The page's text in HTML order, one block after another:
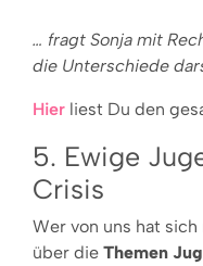
… fragt Sonja mit
die Unterschiede
Hier liest Du den
5. Ewige
Crisis
Wer von uns hat
über die Themen